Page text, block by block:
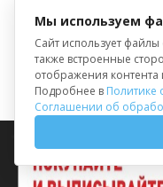
24
25
31
Мы используем
Сайт использует
также встроенные
отображения
Подробнее в Политике
Соглашении об